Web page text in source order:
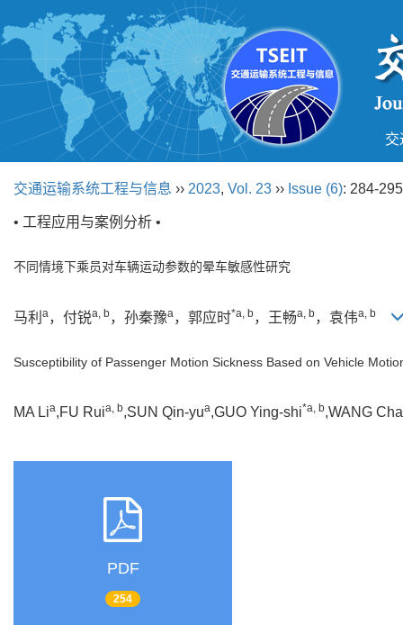
交
交通运输系统工程与信息 ›› 2023, Vol. 23 ›› Issue (6): 284-
• 工程应用与案例分析 •
不同情境下乘员对车辆运动参数的晕车敏感性研究
马利 a ，付锐a, b，孙秦豫a ，郭应时*a, b，王畅a, b，袁伟a, b
Susceptibility of Passenger Motion Sickness Based on Vehicle
MA Lia,FU Ruia, b,SUN Qin-yua,GUO Ying-shi*a, b,WANG
PDF
254